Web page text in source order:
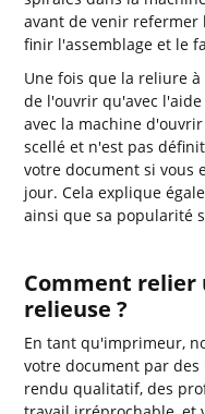
avant de venir refermer
finir l'assemblage et le
Une fois que la reliure
de l'ouvrir qu'avec
avec la machine
scellé et n'est pas
votre document si vous
jour. Cela explique
ainsi que sa popularité
Comment relier
relieuse ?
En tant qu'imprimeur,
votre document par
rendu qualitatif, des